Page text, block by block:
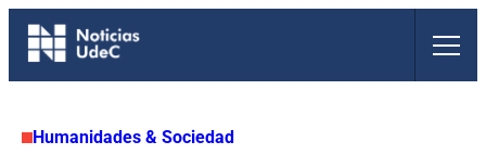
Saltar
Humanidades & Sociedad